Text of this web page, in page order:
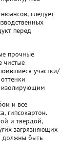
следует
перед
прочные
чистые
участки/
изолирующим
и все
гипсокартон.
и твердой,
загрязняющих
должны быть